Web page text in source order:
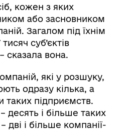
кожен з яких
або засновником
Загалом під їхнім
суб’єктів
сказала вона.
які у розшуку,
одразу кілька, а
таких підприємств.
десять і більше таких
дві і більше компанії-